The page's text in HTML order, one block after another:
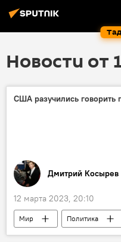
Новости от
США разучились говорить
Дмитрий Косырев
12 марта 2023, 20:10
Мир Политика
Аналитика
США